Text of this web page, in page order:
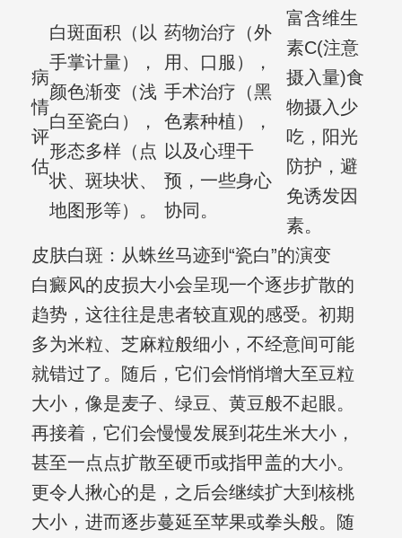
病
情
评
估
白斑面积（以
手掌计量），
颜色渐变（浅
白至瓷白），
形态多样（点
状、斑块状、
地图形等）。
药物治疗（外
用、口服），
手术治疗（黑
色素种植），
以及心理干
预，一些身心
协同。
富含维生
素C(注意
摄入量)食
物摄入少
吃，阳光
防护，避
免诱发因
素。
皮肤白斑：从蛛丝马迹到“瓷白”的演变
白癜风的皮损大小会呈现一个逐步扩散的
趋势，这往往是患者较直观的感受。初期
多为米粒、芝麻粒般细小，不经意间可能
就错过了。随后，它们会悄悄增大至豆粒
大小，像是麦子、绿豆、黄豆般不起眼。
再接着，它们会慢慢发展到花生米大小，
甚至一点点扩散至硬币或指甲盖的大小。
更令人揪心的是，之后会继续扩大到核桃
大小，进而逐步蔓延至苹果或拳头般。随